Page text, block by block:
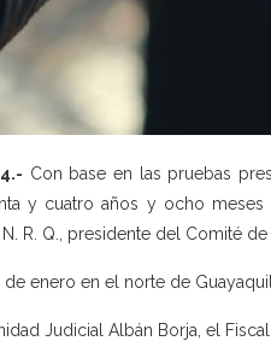
Con base en las pruebas
y cuatro años y ocho
R. Q., presidente del Comité
enero en el norte de Guayaquil.
Judicial Albán Borja, el